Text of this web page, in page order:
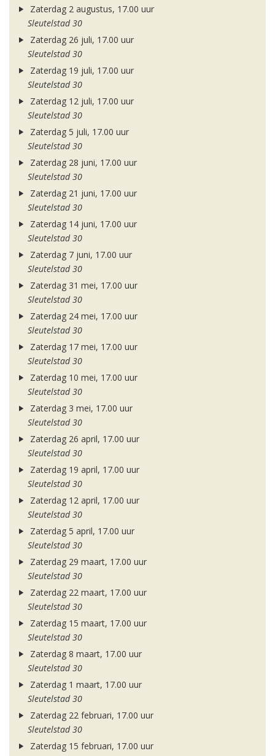
Zaterdag 2 augustus, 17.00 uur
Sleutelstad 30
Zaterdag 26 juli, 17.00 uur
Sleutelstad 30
Zaterdag 19 juli, 17.00 uur
Sleutelstad 30
Zaterdag 12 juli, 17.00 uur
Sleutelstad 30
Zaterdag 5 juli, 17.00 uur
Sleutelstad 30
Zaterdag 28 juni, 17.00 uur
Sleutelstad 30
Zaterdag 21 juni, 17.00 uur
Sleutelstad 30
Zaterdag 14 juni, 17.00 uur
Sleutelstad 30
Zaterdag 7 juni, 17.00 uur
Sleutelstad 30
Zaterdag 31 mei, 17.00 uur
Sleutelstad 30
Zaterdag 24 mei, 17.00 uur
Sleutelstad 30
Zaterdag 17 mei, 17.00 uur
Sleutelstad 30
Zaterdag 10 mei, 17.00 uur
Sleutelstad 30
Zaterdag 3 mei, 17.00 uur
Sleutelstad 30
Zaterdag 26 april, 17.00 uur
Sleutelstad 30
Zaterdag 19 april, 17.00 uur
Sleutelstad 30
Zaterdag 12 april, 17.00 uur
Sleutelstad 30
Zaterdag 5 april, 17.00 uur
Sleutelstad 30
Zaterdag 29 maart, 17.00 uur
Sleutelstad 30
Zaterdag 22 maart, 17.00 uur
Sleutelstad 30
Zaterdag 15 maart, 17.00 uur
Sleutelstad 30
Zaterdag 8 maart, 17.00 uur
Sleutelstad 30
Zaterdag 1 maart, 17.00 uur
Sleutelstad 30
Zaterdag 22 februari, 17.00 uur
Sleutelstad 30
Zaterdag 15 februari, 17.00 uur